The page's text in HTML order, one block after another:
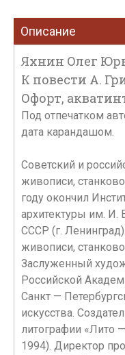
Описание
Яхнин Олег
К повести А.
Офорт,
Под отпечатком
дата карандашом.
Советский и
живописи,
году окончил
архитектуры им. И.
СССР (г.
живописи,
Заслуженный
Российской
Санкт —
искусства.
литографии «Лито
1994). Директор